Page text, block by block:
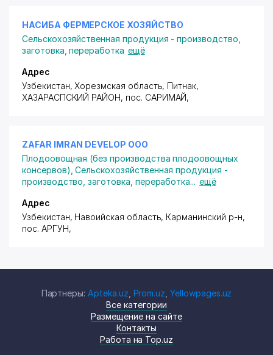
НАСИБА ФЕРМЕРСКОЕ ХОЗЯЙСТВО
Сельскохозяйственная продукция - производство,
заготовка, переработка ещё
Адрес
Узбекистан, Хорезмская область, Питнак,
ХАЗАРАСПСКИЙ РАЙОН, пос. САРИМАЙ,
ZAFAR IMRAN DEVELOP ООО
Плодоовощная (без производства плодоовощных
консервов) ,Сельскохозяйственная продукция -
производство, заготовка, переработка... ещё
Адрес
Узбекистан, Навоийская область, Карманинский р-н,
пос. АРГУН,
Партнеры: Apteka.uz Prom.uz ,Yellowpages.uz
Все категории
Размещение на сайте
Контакты
Работа на Top.uz